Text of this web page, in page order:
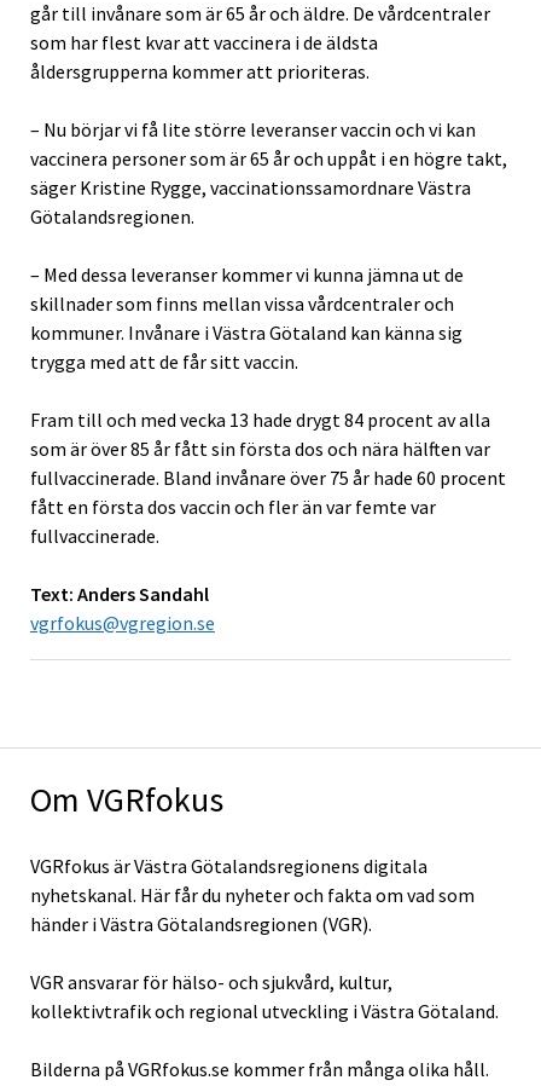
Om VGRfokus
VGRfokus är Västra Götalandsregionens digitala
nyhetskanal. Här får du nyheter och fakta om vad som
händer i Västra Götalandsregionen (VGR).
VGR ansvarar för hälso- och sjukvård, kultur,
kollektivtrafik och regional utveckling i Västra Götaland.
Bilderna på VGRfokus.se kommer från många olika håll.
går till invånare som är 65 år och äldre. De vårdcentraler
som har flest kvar att vaccinera i de äldsta
åldersgrupperna kommer att prioriteras.
– Nu börjar vi få lite större leveranser vaccin och vi kan
vaccinera personer som är 65 år och uppåt i en högre takt,
säger Kristine Rygge, vaccinationssamordnare Västra
Götalandsregionen.
– Med dessa leveranser kommer vi kunna jämna ut de
skillnader som finns mellan vissa vårdcentraler och
kommuner. Invånare i Västra Götaland kan känna sig
trygga med att de får sitt vaccin.
Fram till och med vecka 13 hade drygt 84 procent av alla
som är över 85 år fått sin första dos och nära hälften var
fullvaccinerade. Bland invånare över 75 år hade 60 procent
fått en första dos vaccin och fler än var femte var
fullvaccinerade.
Text: Anders Sandahl
vgrfokus@vgregion.se